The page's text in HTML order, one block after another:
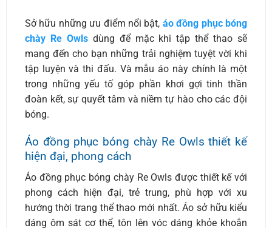
Sở hữu những ưu điểm nổi bật, áo đồng phục bóng
chày Re Owlsdùng để mặc khi tập thể thao sẽ
mang đến cho bạn những trải nghiệm tuyệt vời khi
tập luyện và thi đấu. Và mẫu áo này chính là một
trong những yếu tố góp phần khơi gợi tinh thần
đoàn kết, sự quyết tâm và niềm tự hào cho các đội
bóng.
Áo đồng phục bóng chày Re Owls thiết kế
hiện đại, phong cách
Áo đồng phục bóng chày Re Owls được thiết kế với
phong cách hiện đại, trẻ trung, phù hợp với xu
hướng thời trang thể thao mới nhất. Áo sở hữu kiểu
dáng ôm sát cơ thể, tôn lên vóc dáng khỏe khoắn